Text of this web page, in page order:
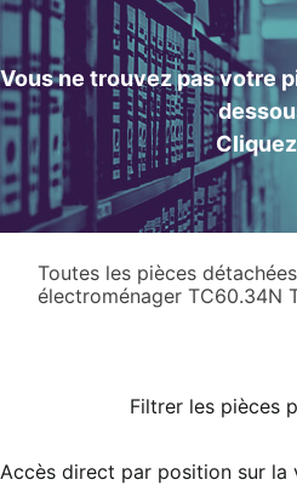
Vous ne trouvez pas votre
Toutes les pièces
électroménager TC60.34N
Filtrer les pièces
Accès direct par position sur la